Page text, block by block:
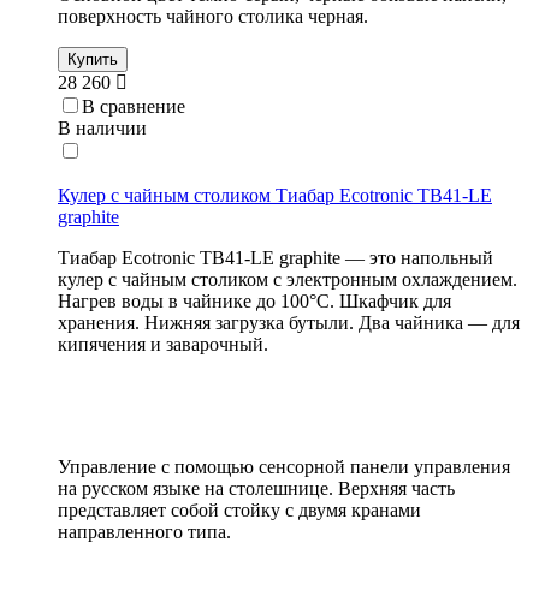
поверхность чайного столика черная.
Купить
28 260
В сравнение
В наличии
Кулер с чайным столиком Тиабар Ecotronic TB41-LE
graphite
Тиабар Ecotronic TB41-LE graphite — это напольный
кулер с чайным столиком c электронным охлаждением.
Нагрев воды в чайнике до 100°С. Шкафчик для
хранения. Нижняя загрузка бутыли. Два чайника — для
кипячения и заварочный.
Управление с помощью сенсорной панели управления
на русском языке на столешнице. Верхняя часть
представляет собой стойку с двумя кранами
направленного типа.